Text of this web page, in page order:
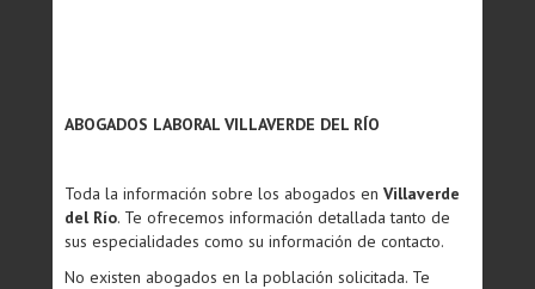
ABOGADOS LABORAL VILLAVERDE DEL RÍO
Toda la información sobre los abogados en Villaverde
del Río. Te ofrecemos información detallada tanto de
sus especialidades como su información de contacto.
No existen abogados en la población solicitada. Te